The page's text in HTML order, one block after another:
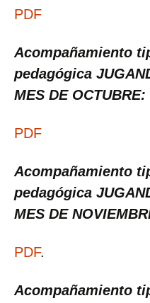
PDF
Acompañamiento
pedagógica
MES DE OCTUBRE:
PDF
Acompañamiento
pedagógica
MES DE
PDF.
Acompañamiento